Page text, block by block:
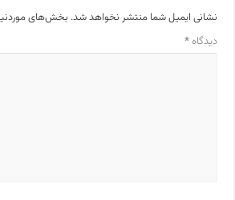
نشانی ایمیل شما منتشر نخواهد شد. بخش‌های
دیدگاه*